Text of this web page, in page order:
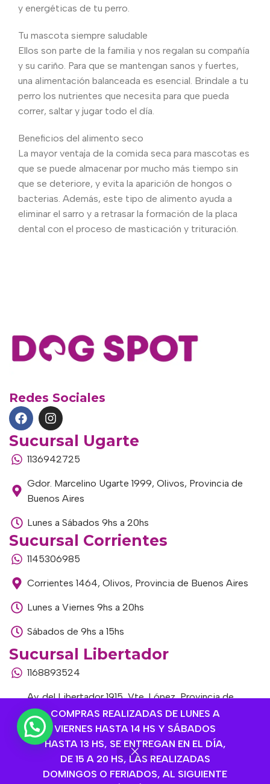
COMPRAS REALIZADAS DE LUNES A
VIERNES HASTA 14 HS Y SÁBADOS
HASTA 13 HS, SE ENTREGAN EN EL DÍA,
DE 15 A 20 HS, LAS REALIZADAS
DOMINGOS O FERIADOS, AL SIGUIENTE
y energéticas de tu perro.
Tu mascota siempre saludable
Ellos son parte de la familia y nos regalan su compañía
y su cariño. Para que se mantengan sanos y fuertes,
una alimentación balanceada es esencial. Brindale a tu
perro los nutrientes que necesita para que pueda
correr, saltar y jugar todo el día.
Beneficios del alimento seco
La mayor ventaja de la comida seca para mascotas es
que se puede almacenar por mucho más tiempo sin
que se deteriore, y evita la aparición de hongos o
bacterias. Además, este tipo de alimento ayuda a
eliminar el sarro y a retrasar la formación de la placa
dental con el proceso de masticación y trituración.
Redes Sociales
Sucursal Ugarte
1136942725
Gdor. Marcelino Ugarte 1999, Olivos, Provincia de
Buenos Aires
Lunes a Sábados 9hs a 20hs
Sucursal Corrientes
1145306985
Corrientes 1464, Olivos, Provincia de Buenos Aires
Lunes a Viernes 9hs a 20hs
Sábados de 9hs a 15hs
Sucursal Libertador
1168893524
Av. del Libertador 1915, Vte. López, Provincia de
Buenos Aires
Lunes a Viernes de 9hs a 13hs / 16hs a 20hs
Sábados de 9hs a 15hs